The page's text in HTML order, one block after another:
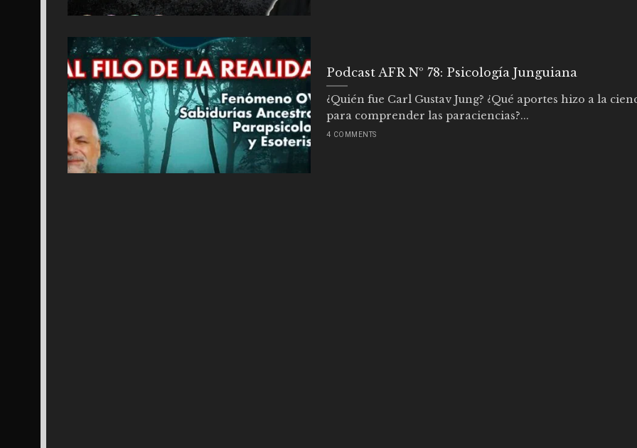
Podcast AFR Nº 78: Psicología Junguiana
¿Quién fue Carl Gustav Jung? ¿Qué aportes hizo a la
para comprender las paraciencias?...
4 COMMENTS